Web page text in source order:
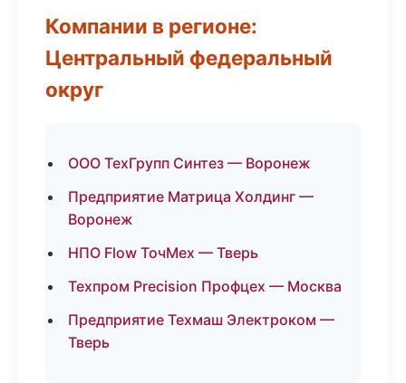
Компании в регионе:
Центральный федеральный
округ
ООО ТехГрупп Синтез — Воронеж
Предприятие Матрица Холдинг —
Воронеж
НПО Flow ТочМех — Тверь
Техпром Precision Профцех — Москва
Предприятие Техмаш Электроком —
Тверь